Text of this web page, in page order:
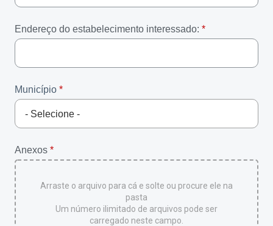
Endereço do estabelecimento interessado:
Município
Anexos
Arraste o arquivo para cá e solte ou procure ele na
pasta
Um número ilimitado de arquivos pode ser
carregado neste campo.